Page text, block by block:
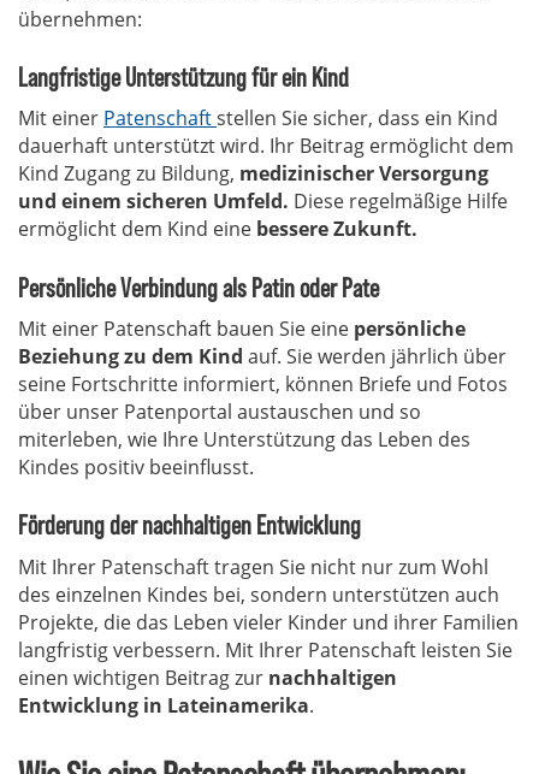
übernehmen:
Langfristige Unterstützung für ein Kind
Mit einer Patenschaftstellen Sie sicher, dass ein Kind
dauerhaft unterstützt wird. Ihr Beitrag ermöglicht dem
Kind Zugang zu Bildung, medizinischer Versorgung
und einem sicheren Umfeld. Diese regelmäßige Hilfe
ermöglicht dem Kind eine bessere Zukunft.
Persönliche Verbindung als Patin oder Pate
Mit einer Patenschaft bauen Sie eine persönliche
Beziehung zu dem Kind auf. Sie werden jährlich über
seine Fortschritte informiert, können Briefe und Fotos
über unser Patenportal austauschen und so
miterleben, wie Ihre Unterstützung das Leben des
Kindes positiv beeinflusst.
Förderung der nachhaltigen Entwicklung
Mit Ihrer Patenschaft tragen Sie nicht nur zum Wohl
des einzelnen Kindes bei, sondern unterstützen auch
Projekte, die das Leben vieler Kinder und ihrer Familien
langfristig verbessern. Mit Ihrer Patenschaft leisten Sie
einen wichtigen Beitrag zur nachhaltigen
Entwicklung in Lateinamerika.